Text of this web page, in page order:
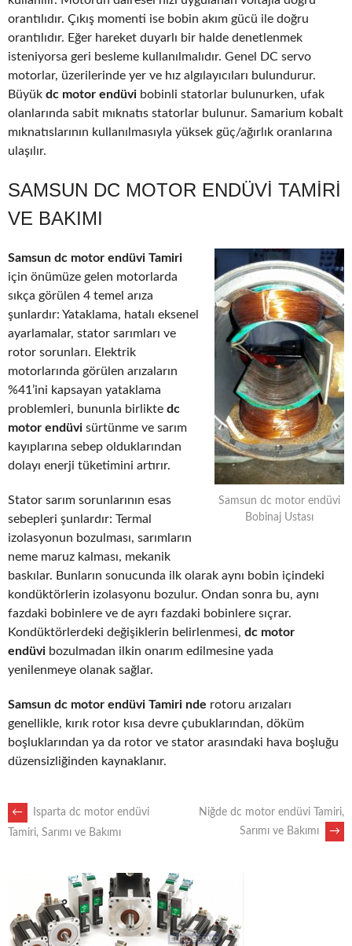
orantılıdır. Çıkış momenti ise bobin akım gücü ile doğru
orantılıdır. Eğer hareket duyarlı bir halde denetlenmek
isteniyorsa geri besleme kullanılmalıdır. Genel DC servo
motorlar, üzerilerinde yer ve hız algılayıcıları bulundurur.
Büyük dc motor endüvi bobinli statorlar bulunurken, ufak
olanlarında sabit mıknatıs statorlar bulunur. Samarium kobalt
mıknatıslarının kullanılmasıyla yüksek güç/ağırlık oranlarına
ulaşılır.
SAMSUN DC MOTOR ENDÜVI TAMIRI
VE BAKIMI
Samsun dc motor endüvi
Bobinaj Ustası
Samsun dc motor endüvi Tamiri
için önümüze gelen motorlarda
sıkça görülen 4 temel arıza
şunlardır: Yataklama, hatalı eksenel
ayarlamalar, stator sarımları ve
rotor sorunları. Elektrik
motorlarında görülen arızaların
%41’ini kapsayan yataklama
problemleri, bununla birlikte dc
motor endüvi sürtünme ve sarım
kayıplarına sebep olduklarından
dolayı enerji tüketimini artırır.
Stator sarım sorunlarının esas
sebepleri şunlardır: Termal
izolasyonun bozulması, sarımların
neme maruz kalması, mekanik
baskılar. Bunların sonucunda ilk olarak aynı bobin içindeki
kondüktörlerin izolasyonu bozulur. Ondan sonra bu, aynı
fazdaki bobinlere ve de ayrı fazdaki bobinlere sıçrar.
Kondüktörlerdeki değişiklerin belirlenmesi, dc motor
endüvi bozulmadan ilkin onarım edilmesine yada
yenilenmeye olanak sağlar.
Samsun dc motor endüvi Tamiri nde rotoru arızaları
genellikle, kırık rotor kısa devre çubuklarından, döküm
boşluklarından ya da rotor ve stator arasındaki hava boşluğu
düzensizliğinden kaynaklanır.
POST
NAVIGATION
←
Isparta dc motor endüvi
Tamiri, Sarımı ve Bakımı
Niğde dc motor endüvi Tamiri,
Sarımı ve Bakımı
→